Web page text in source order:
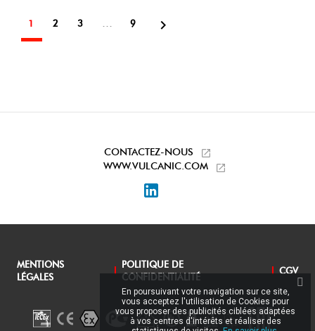
1 2 3 … 9 
CONTACTEZ-NOUS
WWW.VULCANIC.COM
MENTIONS
LÉGALES
POLITIQUE DE
CONFIDENTIALITÉ
CGV
En poursuivant votre navigation sur ce site,
vous acceptez l'utilisation de Cookies pour
vous proposer des publicités ciblées adaptées
à vos centres d'intérêts et réaliser des